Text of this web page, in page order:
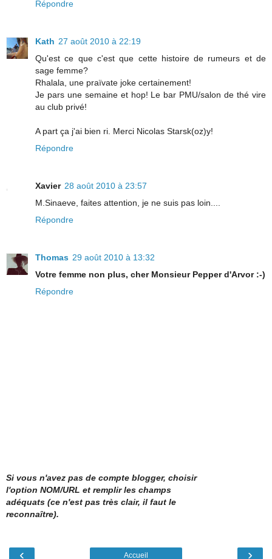
Répondre
Kath 27 août 2010 à 22:19
Qu'est ce que c'est que cette histoire de rumeurs et de
sage femme?
Rhalala, une praïvate joke certainement!
Je pars une semaine et hop! Le bar PMU/salon de thé vire
au club privé!
A part ça j'ai bien ri. Merci Nicolas Starsk(oz)y!
Répondre
Xavier 28 août 2010 à 23:57
M.Sinaeve, faites attention, je ne suis pas loin....
Répondre
Thomas 29 août 2010 à 13:32
Votre femme non plus, cher Monsieur Pepper d'Arvor :-)
Répondre
Si vous n'avez pas de compte blogger, choisir
l'option NOM/URL et remplir les champs
adéquats (ce n'est pas très clair, il faut le
reconnaître).
‹ ›
Accueil